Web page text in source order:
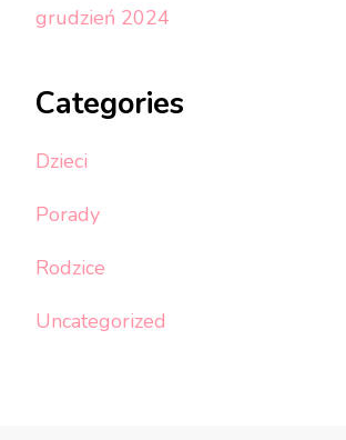
grudzień 2024
Categories
Dzieci
Porady
Rodzice
Uncategorized